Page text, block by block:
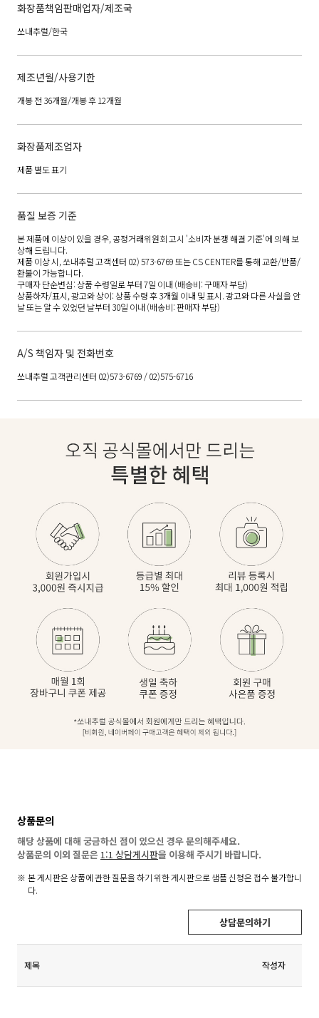
화장품책임판매업자/제조국
쏘내추럴/한국
제조년월/사용기한
개봉 전 36개월/개봉 후 12개월
화장품제조업자
제품 별도 표기
품질 보증 기준
본 제품에 이상이 있을 경우, 공정거래위원회 고시 '소비자 분쟁 해결 기준'에 의해 보
상해 드립니다.
제품 이상 시, 쏘내추럴 고객센터 02) 573-6769 또는 CS CENTER를 통해 교환/반품/
환불이 가능합니다.
구매자 단순변심: 상품 수령일로 부터 7일 이내 (배송비: 구매자 부담)
상품하자/표시, 광고와 상이: 상품 수령 후 3개월 이내 및 표시. 광고와 다른 사실을 안
날 또는 알 수 있었던 날부터 30일 이내 (배송비: 판매자 부담)
A/S 책임자 및 전화번호
쏘내추럴 고객관리센터 02)573-6769 / 02)575-6716
상품문의
해당 상품에 대해 궁금하신 점이 있으신 경우 문의해주세요.
상품문의 이외 질문은 1:1 상담게시판을 이용해 주시기 바랍니다.
본 게시판은 상품에 관한 질문을 하기 위한 게시판으로 샘플 신청은 접수 불가합니
다.
상담문의하기
제목 작성자